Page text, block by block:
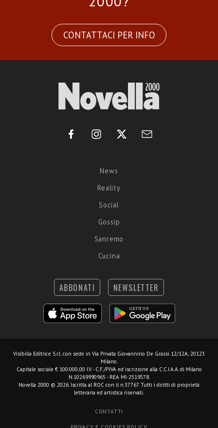
CONTATTACI PER INFO
News
Reality
Social
Gossip
Sanremo
Cucina
ABBONATI NEWSLETTER
Visibilia Editrice S.r.l. con sede in Via Privata Giovannino De Grassi 12/12A, 20123
Milano.
Capitale sociale € 100.000,00 I.V. - C.F./P.IVA ed iscrizione alla C.C.I.A.A. di Milano
N.10269990965 - REA MI-2519578.
Novella 2000 © 2026. Iscritta al ROC con il n.37767. Tutti i diritti di proprietà
letteraria ed artistica riservati.
CONTATTI